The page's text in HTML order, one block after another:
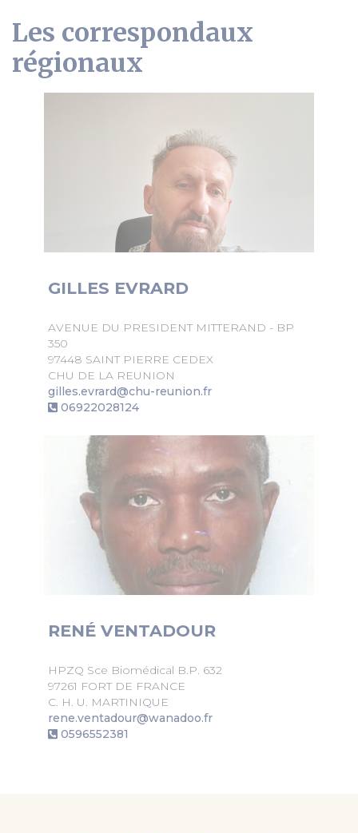
Les correspondaux
régionaux
GILLES EVRARD
AVENUE DU PRESIDENT MITTERAND - BP
350
97448 SAINT PIERRE CEDEX
CHU DE LA REUNION
gilles.evrard@chu-reunion.fr
06922028124
RENÉ VENTADOUR
HPZQ Sce Biomédical B.P. 632
97261 FORT DE FRANCE
C. H. U. MARTINIQUE
rene.ventadour@wanadoo.fr
0596552381